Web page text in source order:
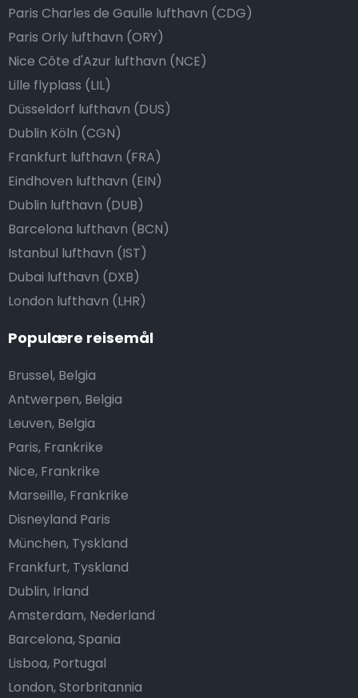
Paris Charles de Gaulle lufthavn (CDG)
Paris Orly lufthavn (ORY)
Nice Côte d'Azur lufthavn (NCE)
Lille flyplass (LIL)
Düsseldorf lufthavn (DUS)
Dublin Köln (CGN)
Frankfurt lufthavn (FRA)
Eindhoven lufthavn (EIN)
Dublin lufthavn (DUB)
Barcelona lufthavn (BCN)
Istanbul lufthavn (IST)
Dubai lufthavn (DXB)
London lufthavn (LHR)
Populære reisemål
Brussel, Belgia
Antwerpen, Belgia
Leuven, Belgia
Paris, Frankrike
Nice, Frankrike
Marseille, Frankrike
Disneyland Paris
München, Tyskland
Frankfurt, Tyskland
Dublin, Irland
Amsterdam, Nederland
Barcelona, Spania
Lisboa, Portugal
London, Storbritannia